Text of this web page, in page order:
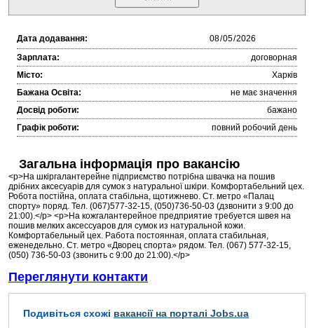
Дата додавання:
Зарплата:
договорная
Місто:
Харків
Бажана Освіта:
не має значення
Досвід роботи:
бажано
Графік роботи:
повний робочий день
Загальна інформація про вакансію
<p>На шкіргалантерейне підприємство потрібна швачка на пошив
дрібних аксесуарів для сумок з натуральної шкіри. Комфортабельний цех.
Робота постійна, оплата стабільна, щотижнево. Ст. метро «Палац
спорту» поряд. Тел. (067)577-32-15, (050)736-50-03 (дзвонити з 9:00 до
21:00).</p> <p>На кожгалантерейное предприятие требуется швея на
пошив мелких аксессуаров для сумок из натуральной кожи.
Комфортабельный цех. Работа постоянная, оплата стабильная,
еженедельно. Ст. метро «Дворец спорта» рядом. Тел. (067) 577-32-15,
(050) 736-50-03 (звонить с 9:00 до 21:00).</p>
Переглянути контакти
Подивіться схожі вакансії на порталі Jobs.ua